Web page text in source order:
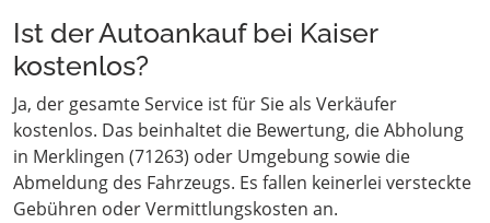
Ist der Autoankauf bei Kaiser
kostenlos?
Ja, der gesamte Service ist für Sie als Verkäufer
kostenlos. Das beinhaltet die Bewertung, die Abholung
in Merklingen (71263) oder Umgebung sowie die
Abmeldung des Fahrzeugs. Es fallen keinerlei versteckte
Gebühren oder Vermittlungskosten an.